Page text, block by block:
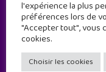
l'expérience la plus
préférences lors de
"Accepter tout", vous
cookies.
Choisir les cookies